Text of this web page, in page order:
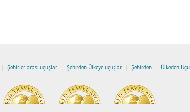
| Şehirler arası uçuşlar | Şehirden Ülkeye uçuşlar | Şehirden | Ülkeden